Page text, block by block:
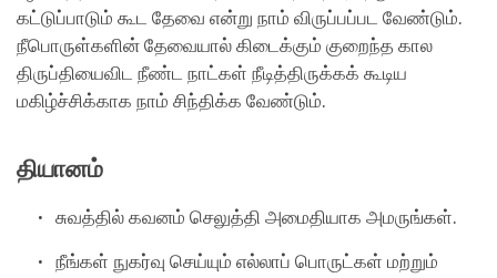
கட்டுப்பாடும் கூட தேவை என்று நாம் விருப்பப்பட வேண்டும்.
நீபொருள்களின் தேவையால் கிடைக்கும் குறைந்த கால
திருப்தியைவிட நீண்ட நாட்கள் நீடித்திருக்கக் கூடிய
மகிழ்ச்சிக்காக நாம் சிந்திக்க வேண்டும்.
தியானம்
சுவத்தில் கவனம் செலுத்தி அமைதியாக அமருங்கள்.
நீங்கள் நுகர்வு செய்யும் எல்லாப் பொருட்கள் மற்றும்